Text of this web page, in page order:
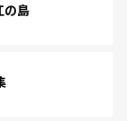
の島